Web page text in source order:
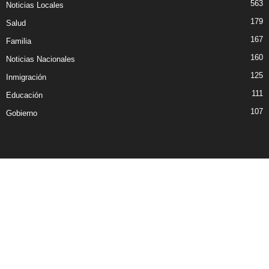
Noticias Locales 563
Salud 179
Familia 167
Noticias Nacionales 160
Inmigración 125
Educación 111
Gobierno 107